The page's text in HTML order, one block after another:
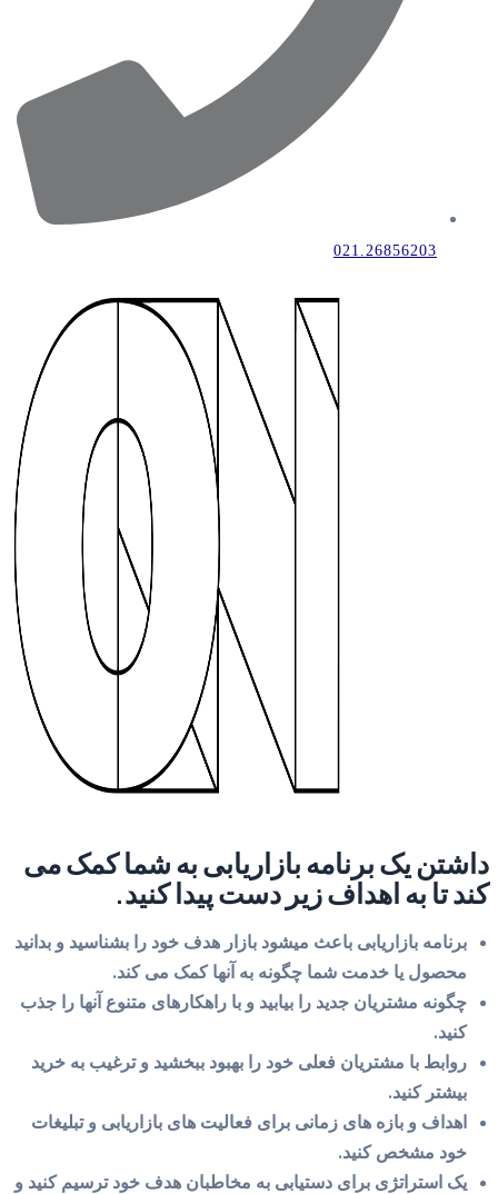
021.26856203
داشتن یک برنامه بازاریابی به شما کمک می
کند تا به اهداف زیر دست پیدا کنید.
برنامه بازاریابی باعث میشود بازار هدف خود را بشناسید و بدانید
محصول یا خدمت شما چگونه به آنها کمک می کند.
چگونه مشتریان جدید را بیابید و با راهکارهای متنوع آنها را جذب
کنید.
روابط با مشتریان فعلی خود را بهبود ببخشید و ترغیب به خرید
بیشتر کنید.
اهداف و بازه های زمانی برای فعالیت های بازاریابی و تبلیغات
خود مشخص کنید.
یک استراتژی برای دستیابی به مخاطبان هدف خود ترسیم کنید و